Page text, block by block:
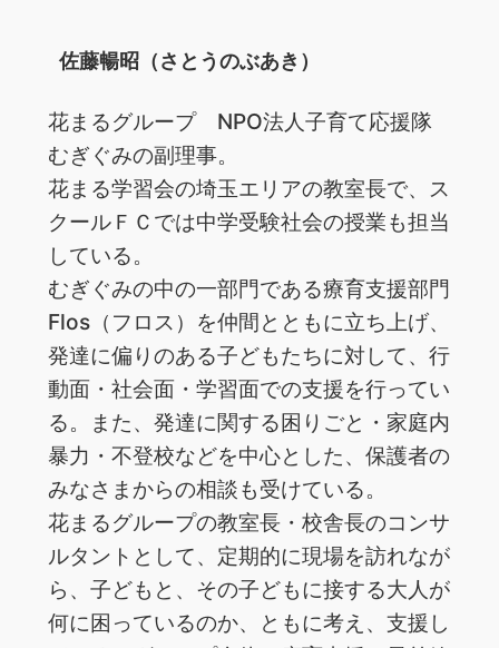
佐藤暢昭（さとうのぶあき）
花まるグループ NPO法人子育て応援隊
むぎぐみの副理事。
花まる学習会の埼玉エリアの教室長で、ス
クールＦＣでは中学受験社会の授業も担当
している。
むぎぐみの中の一部門である療育支援部門
Flos（フロス）を仲間とともに立ち上げ、
発達に偏りのある子どもたちに対して、行
動面・社会面・学習面での支援を行ってい
る。また、発達に関する困りごと・家庭内
暴力・不登校などを中心とした、保護者の
みなさまからの相談も受けている。
花まるグループの教室長・校舎長のコンサ
ルタントとして、定期的に現場を訪れなが
ら、子どもと、その子どもに接する大人が
何に困っているのか、ともに考え、支援し